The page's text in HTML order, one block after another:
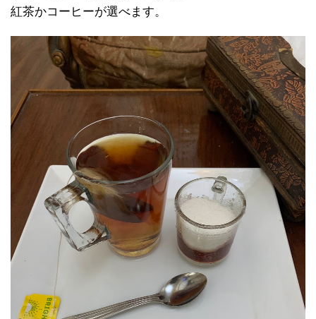
紅茶かコーヒーが選べます。